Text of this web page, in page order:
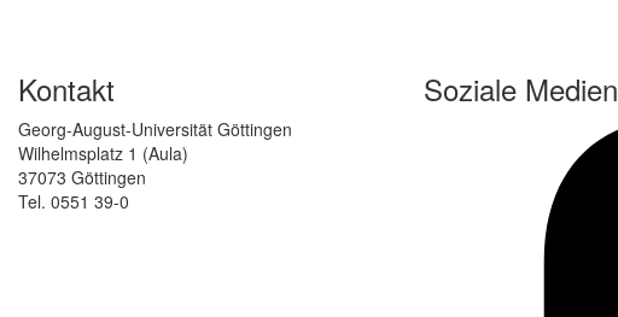
Kontakt
Georg-August-Universität Göttingen
Wilhelmsplatz 1 (Aula)
37073 Göttingen
Tel. 0551 39-0
Soziale Medien